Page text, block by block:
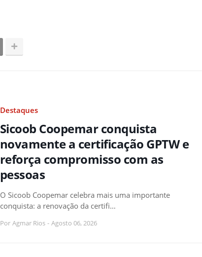
Destaques
Sicoob Coopemar conquista
novamente a certificação GPTW e
reforça compromisso com as
pessoas
O Sicoob Coopemar celebra mais uma importante
conquista: a renovação da certifi…
Por Agmar Rios - Agosto 06, 2026